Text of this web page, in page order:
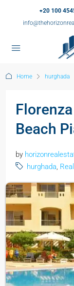
+20 100
Home hurghada
Beach
by
hurghada,